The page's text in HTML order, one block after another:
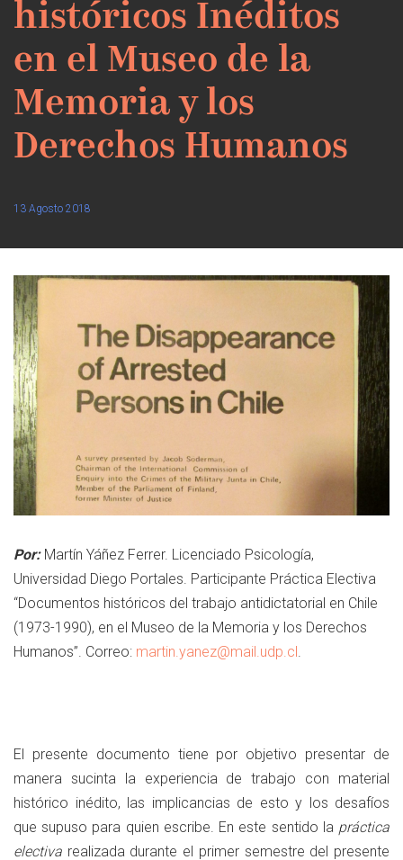
históricos Inéditos
en el Museo de la
Memoria y los
Derechos Humanos
13 Agosto 2018
Por:Martín Yáñez Ferrer. Licenciado Psicología,
Universidad Diego Portales. Participante Práctica Electiva
“Documentos históricos del trabajo antidictatorial en Chile
(1973-1990), en el Museo de la Memoria y los Derechos
Humanos”. Correo: martin.yanez@mail.udp.cl.
El presente documento tiene por objetivo presentar de
manera sucinta la experiencia de trabajo con material
histórico inédito, las implicancias de esto y los desafíos
que supuso para quien escribe. En este sentido la práctica
electiva realizada durante el primer semestre del presente